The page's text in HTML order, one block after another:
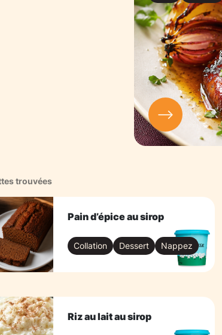
trouvées
Pain d’épice au sirop
Collation Dessert Nappez
Riz au lait au sirop